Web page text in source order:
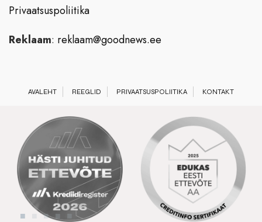
Privaatsuspoliitika
Reklaam: reklaam@goodnews.ee
AVALEHT REEGLID PRIVAATSUSPOLIITIKA KONTAKT